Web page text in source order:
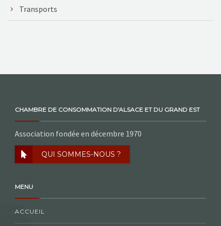
Transports
CHAMBRE DE CONSOMMATION D'ALSACE ET DU GRAND EST
Association fondée en décembre 1970
QUI SOMMES-NOUS ?
MENU
ACCUEIL